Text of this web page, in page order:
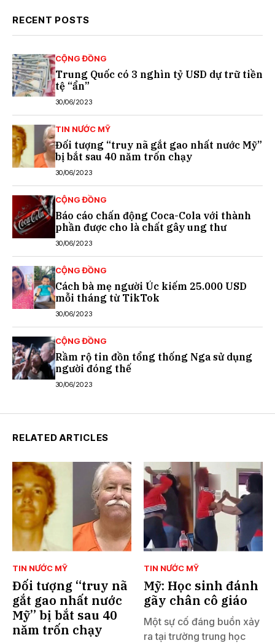
RECENT POSTS
CỘNG ĐỒNG
Trung Quốc có 3 nghìn tỷ USD dự trữ tiền
tệ “ẩn”
30/06/2023
TIN NƯỚC MỸ
Đối tượng “truy nã gắt gao nhất nước Mỹ”
bị bắt sau 40 năm trốn chạy
30/06/2023
CỘNG ĐỒNG
Báo cáo chấn động Coca-Cola với thành
phần được cho là chất gây ung thư
30/06/2023
CỘNG ĐỒNG
Cách bà mẹ người Úc kiếm 25.000 USD
mỗi tháng từ TikTok
30/06/2023
CỘNG ĐỒNG
Rầm rộ tin đồn tổng thống Nga sử dụng
người đóng thế
30/06/2023
RELATED ARTICLES
TIN NƯỚC MỸ
Đối tượng “truy nã
gắt gao nhất nước
Mỹ” bị bắt sau 40
năm trốn chạy
TIN NƯỚC MỸ
Mỹ: Học sinh đánh
gãy chân cô giáo
Một sự cố đáng buồn xảy
ra tại trường trung học